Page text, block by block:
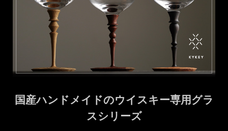
国産ハンドメイドのウイスキー専用グラ
スシリーズ